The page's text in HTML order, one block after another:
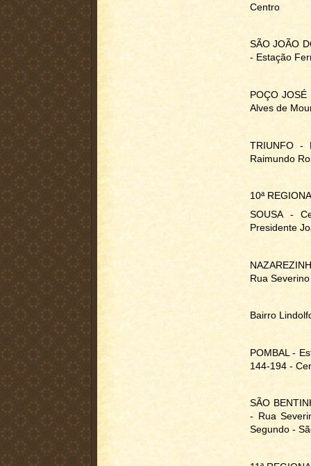
Centro
SÃO JOÃO
- Estação
POÇO
Alves de
TRIUNFO -
Raimundo
10ª
SOUSA -
Presidente
Rua
Bairro
POMBAL -
144-194 -
SÃO
- Rua
Segundo -